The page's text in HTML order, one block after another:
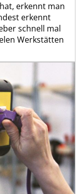
erkennt man
erkennt
schnell mal
Werkstätten